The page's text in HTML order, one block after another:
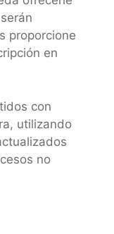
proporcione
en
con
utilizando
no